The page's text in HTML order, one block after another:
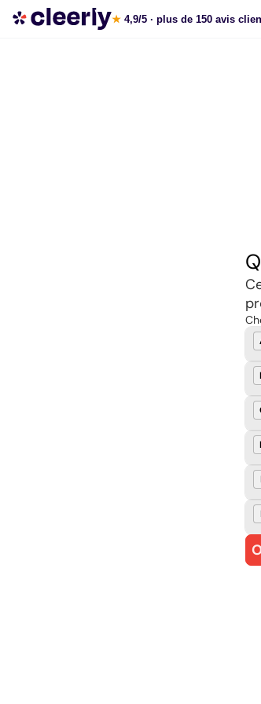
Souscrire aux meilleures SCPI en ligne
★ 4,9/5 · plus de 150 avis